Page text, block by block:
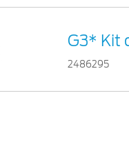
G3* Kit
2486295